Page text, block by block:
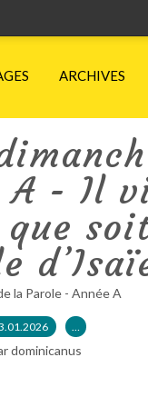
ARCHIVES
A - Il
la Parole - Année A
…
dominicanus